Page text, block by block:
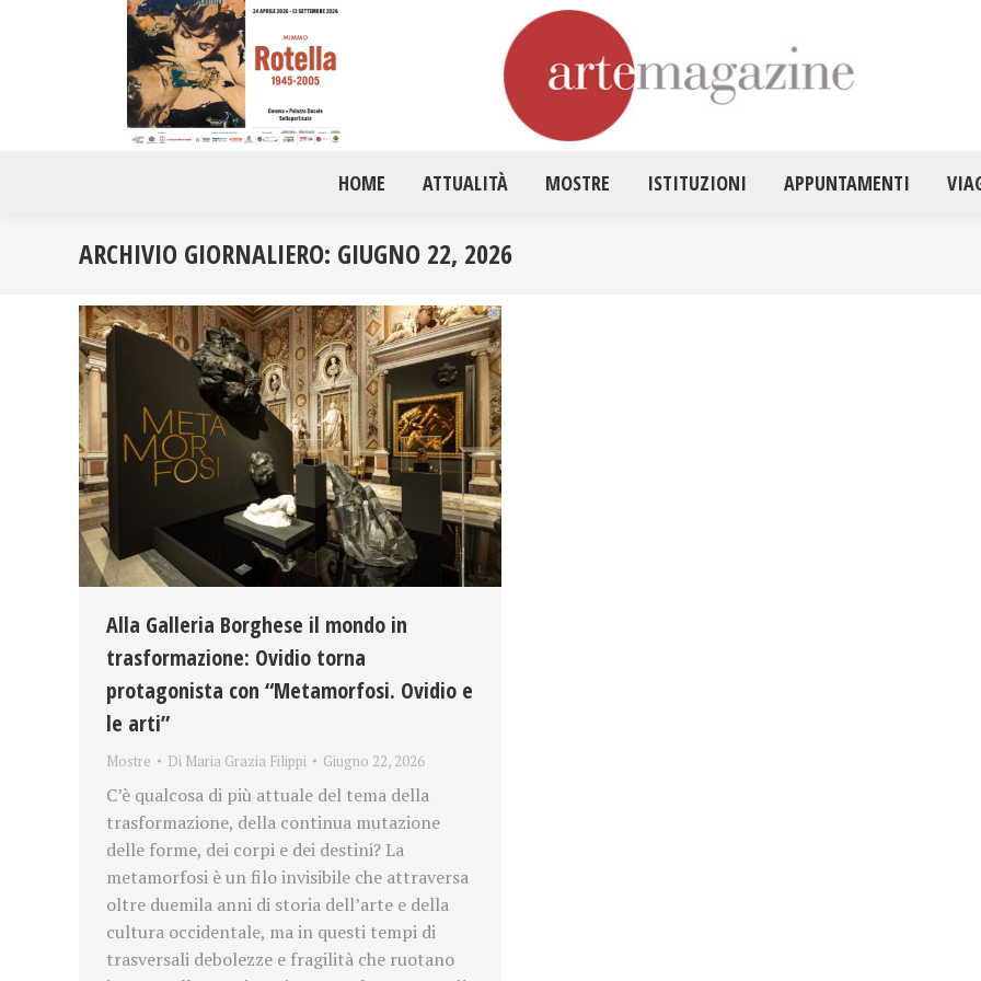
HOME ATTUALITÀ MOSTRE ISTITUZIONI APPUNTAMENTI
ARCHIVIO GIORNALIERO: GIUGNO 22, 2026
Alla Galleria Borghese il mondo in
trasformazione: Ovidio torna
protagonista con “Metamorfosi. Ovidio e
le arti”
Mostre Di Maria Grazia Filippi Giugno 22, 2026
C’è qualcosa di più attuale del tema della
trasformazione, della continua mutazione
delle forme, dei corpi e dei destini? La
metamorfosi è un filo invisibile che attraversa
oltre duemila anni di storia dell’arte e della
cultura occidentale, ma in questi tempi di
trasversali debolezze e fragilità che ruotano
HOME